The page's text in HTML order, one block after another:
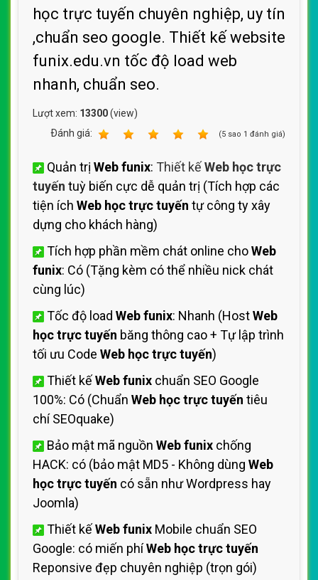
học trực tuyến chuyên nghiệp, uy tín
,chuẩn seo google. Thiết kế website
funix.edu.vn tốc độ load web
nhanh, chuẩn seo.
Lượt xem: 13300(view)
Ðánh giá:
(5 sao 1 đánh giá)
Quản trị Web funix: Thiết kếWeb học trực
tuyến tuỳ biến cực dễ quản trị (Tích hợp các
tiện ích Web học trực tuyến tự công ty xây
dựng cho khách hàng)
Tích hợp phần mềm chát online choWeb
funix: Có (Tặng kèm có thể nhiều nick chát
cùng lúc)
Tốc độ load Web funix: Nhanh (HostWeb
học trực tuyến băng thông cao + Tự lập trình
tối ưu Code Web học trực tuyến)
Thiết kếWeb funix chuẩn SEO Google
100%: Có (Chuẩn Web học trực tuyến tiêu
chí SEOquake)
Bảo mật mã nguồn Web funix chống
HACK: có (bảo mật MD5 - Không dùng Web
học trực tuyến có sẵn như Wordpress hay
Joomla)
Thiết kếWeb funix Mobile chuẩn SEO
Google: có miến phíWeb học trực tuyến
Reponsive đẹp chuyên nghiệp (trọn gói)